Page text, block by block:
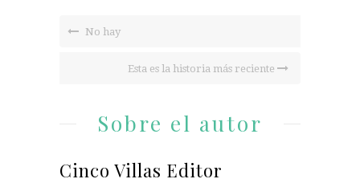
No hay
Esta es la historia más reciente
Sobre el autor
Cinco Villas Editor